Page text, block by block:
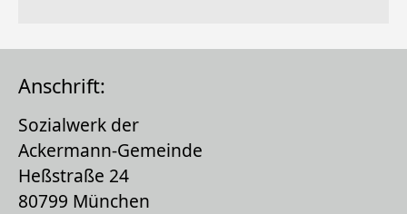
Anschrift:
Sozialwerk der
Ackermann-Gemeinde
Heßstraße 24
80799 München